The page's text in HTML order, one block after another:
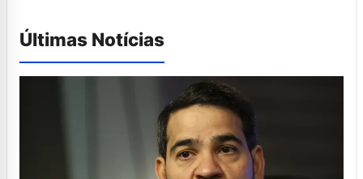
Últimas Notícias